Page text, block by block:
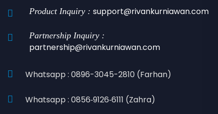
Product Inquiry : support@rivankurniawan.com
Partnership Inquiry :
partnership@rivankurniawan.com
Whatsapp : 0896-3045-2810 (Farhan)
Whatsapp : 0856‑9126‑6111 (Zahra)